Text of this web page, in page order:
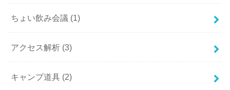
ちょい飲み会議 (1)
アクセス解析 (3)
キャンプ道具 (2)